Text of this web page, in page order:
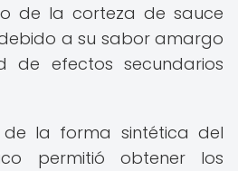
de la corteza de sauce
a su sabor amargo
efectos secundarios
de la forma sintética del
permitió obtener los